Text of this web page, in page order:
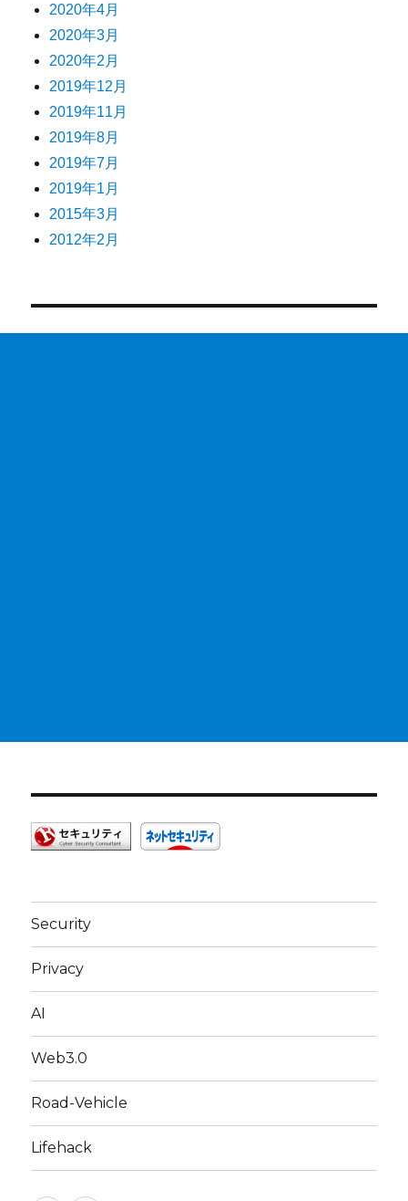
2020年4月
2020年3月
2020年2月
2019年12月
2019年11月
2019年8月
2019年7月
2019年1月
2015年3月
2012年2月
Security
Privacy
AI
Web3.0
Road-Vehicle
Lifehack